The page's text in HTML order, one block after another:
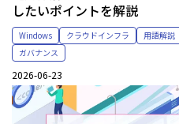
したいポイントを解説
Windows クラウドインフラ 用語解説
ガバナンス
2026-06-23